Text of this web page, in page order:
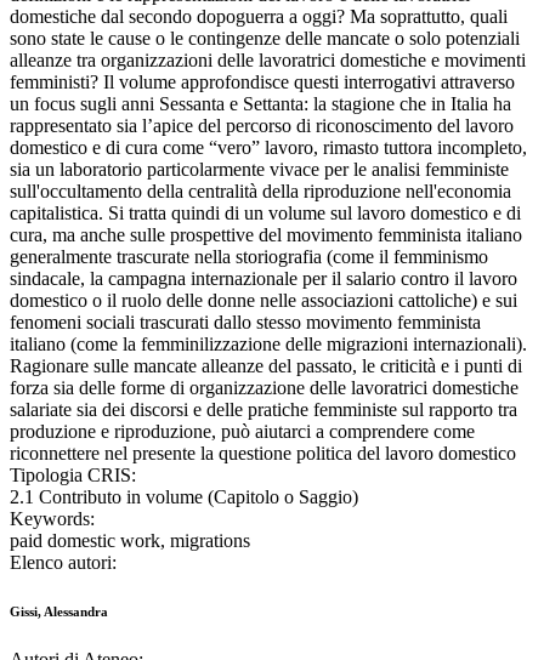
domestiche dal secondo dopoguerra a oggi? Ma soprattutto, quali
sono state le cause o le contingenze delle mancate o solo potenziali
alleanze tra organizzazioni delle lavoratrici domestiche e movimenti
femministi? Il volume approfondisce questi interrogativi attraverso
un focus sugli anni Sessanta e Settanta: la stagione che in Italia ha
rappresentato sia l’apice del percorso di riconoscimento del lavoro
domestico e di cura come “vero” lavoro, rimasto tuttora incompleto,
sia un laboratorio particolarmente vivace per le analisi femministe
sull'occultamento della centralità della riproduzione nell'economia
capitalistica. Si tratta quindi di un volume sul lavoro domestico e di
cura, ma anche sulle prospettive del movimento femminista italiano
generalmente trascurate nella storiografia (come il femminismo
sindacale, la campagna internazionale per il salario contro il lavoro
domestico o il ruolo delle donne nelle associazioni cattoliche) e sui
fenomeni sociali trascurati dallo stesso movimento femminista
italiano (come la femminilizzazione delle migrazioni internazionali).
Ragionare sulle mancate alleanze del passato, le criticità e i punti di
forza sia delle forme di organizzazione delle lavoratrici domestiche
salariate sia dei discorsi e delle pratiche femministe sul rapporto tra
produzione e riproduzione, può aiutarci a comprendere come
riconnettere nel presente la questione politica del lavoro domestico
Tipologia CRIS:
2.1 Contributo in volume (Capitolo o Saggio)
Keywords:
paid domestic work, migrations
Elenco autori:
Gissi, Alessandra